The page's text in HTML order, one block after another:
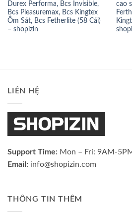
Durex Performa, Bcs Invisible,
Bcs Pleasuremax, Bcs Kingtex
Ôm Sát, Bcs Fetherlite (58 Cái)
– shopizin
cao
LIÊN HỆ
Support Time: Mon – Fri: 9AM-
Email: info@shopizin.com
THÔNG TIN THÊM